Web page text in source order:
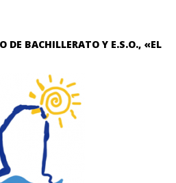
DE BACHILLERATO Y E.S.O., «EL